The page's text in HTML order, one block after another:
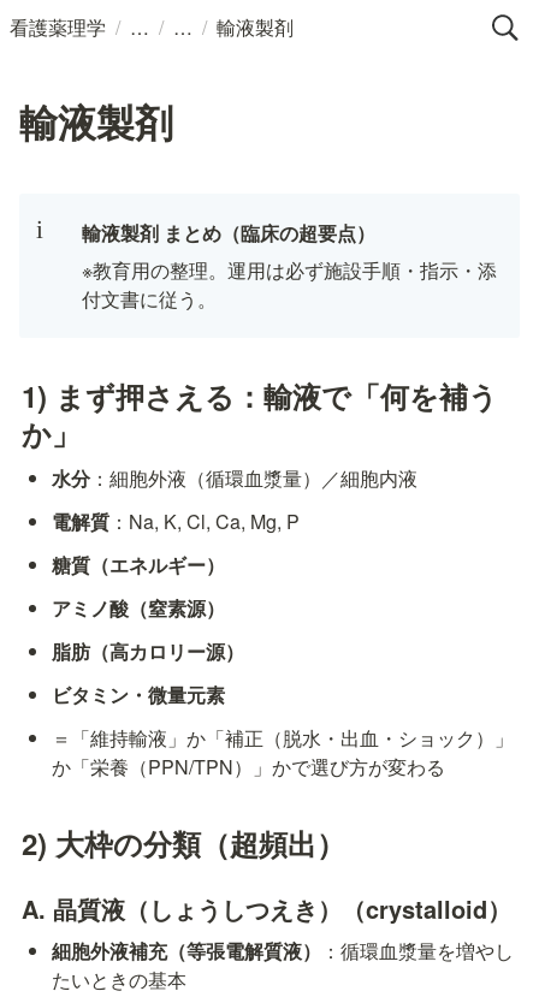
看護薬理学 / / / 輸液製剤
輸液製剤
i
輸液製剤 まとめ（臨床の超要点）
※教育用の整理。運用は必ず施設手順・指示・添
付文書に従う。
1) まず押さえる：輸液で「何を補う
か」
水分：細胞外液（循環血漿量）／細胞内液
電解質 ：Na, K, Cl, Ca, Mg, P
糖質（エネルギー）
アミノ酸（窒素源）
脂肪（高カロリー源）
ビタミン・微量元素
＝「維持輸液」か「補正（脱水・出血・ショック）」
か「栄養（PPN/TPN）」かで選び方が変わる
2) 大枠の分類（超頻出）
A. 晶質液（しょうしつえき）（crystalloid）
細胞外液補充（等張電解質液）
：循環血漿量を増やし
たいときの基本